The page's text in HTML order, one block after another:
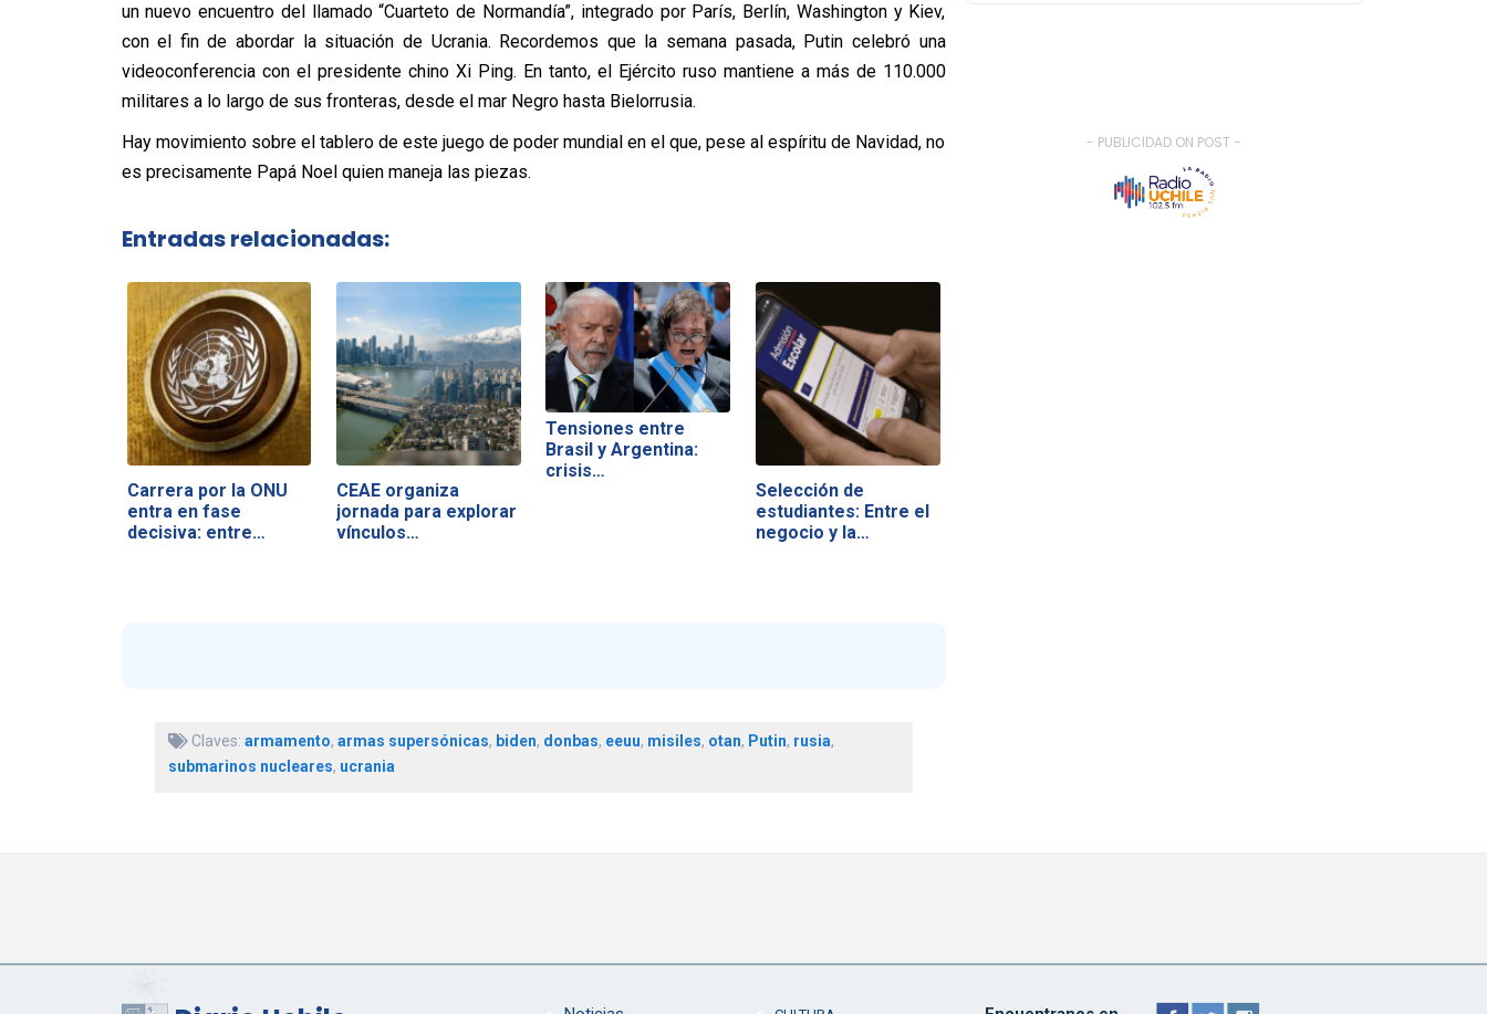
un nuevo encuentro del llamado “Cuarteto de Normandía”, integrado por París, Berlín, Washington y Kiev,
con el fin de abordar la situación de Ucrania. Recordemos que la semana pasada, Putin celebró una
videoconferencia con el presidente chino Xi Ping. En tanto, el Ejército ruso mantiene a más de 110.000
militares a lo largo de sus fronteras, desde el mar Negro hasta Bielorrusia.
Hay movimiento sobre el tablero de este juego de poder mundial en el que, pese al espíritu de Navidad, no
es precisamente Papá Noel quien maneja las piezas.
Entradas relacionadas:
Carrera por la ONU
entra en fase
decisiva: entre…
CEAE organiza
jornada para explorar
vínculos…
Tensiones entre
Brasil y Argentina:
crisis…
Selección de
estudiantes: Entre el
negocio y la…
Claves: armamento, armas supersónicas, biden, donbas, eeuu, misiles, otan, Putin, rusia,
submarinos nucleares, ucrania
- PUBLICIDAD ON POST -